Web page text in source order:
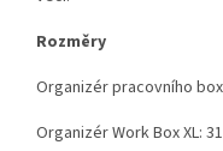
Rozměry
Organizér pracovního
Organizér Work Box XL: